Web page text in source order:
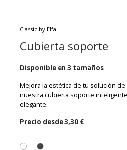
Classic by Elfa
Cubierta soporte
Disponible en 3 tamaños
Mejora la estética de tu solución
nuestra cubierta soporte
elegante.
Precio desde3,30 €